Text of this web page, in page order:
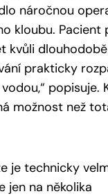
náročnou
kloubu. Pacient
kvůli
prakticky
popisuje.
možnost než
je technicky
jen na několika